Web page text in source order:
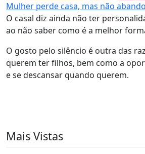
Mulher perde casa, mas não
O casal diz ainda não ter
ao não saber como é a melhor
O gosto pelo silêncio é outra das
querem ter filhos, bem como a
e se descansar quando querem.
Mais Vistas